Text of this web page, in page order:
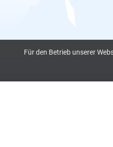
Für den Betrieb unserer